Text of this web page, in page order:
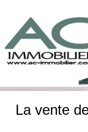
La vente